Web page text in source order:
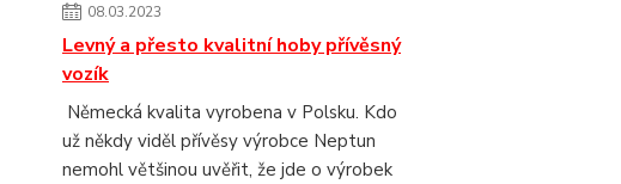
08.03.2023
Levný a přesto kvalitní hoby přívěsný
vozík
Německá kvalita vyrobena v Polsku. Kdo
už někdy viděl přívěsy výrobce Neptun
nemohl většinou uvěřit, že jde o výrobek